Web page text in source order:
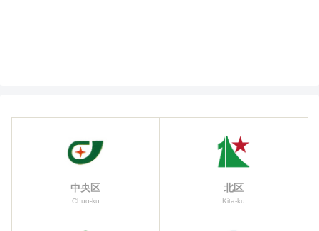
中央区
Chuo-ku
北区
Kita-ku